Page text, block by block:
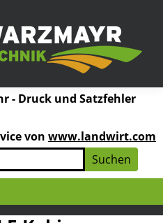
- Druck und Satzfehler
von www.landwirt.com